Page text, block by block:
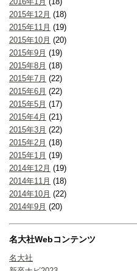
2015年12月 (18)
2015年11月 (19)
2015年10月 (20)
2015年9月 (19)
2015年8月 (18)
2015年7月 (22)
2015年6月 (22)
2015年5月 (17)
2015年4月 (21)
2015年3月 (22)
2015年2月 (18)
2015年1月 (19)
2014年12月 (19)
2014年11月 (18)
2014年10月 (22)
2014年9月 (20)
名大社Webコンテンツ
名大社